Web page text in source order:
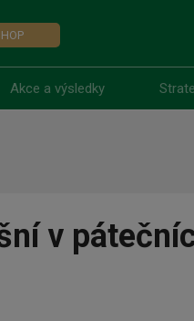
Akce a výsledky
v